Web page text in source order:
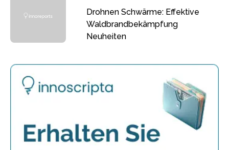
Drohnen Schwärme: Effektive
Waldbrandbekämpfung
Neuheiten